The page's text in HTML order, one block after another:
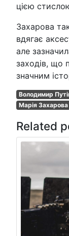
цією
Захарова
вдягає
але
заходів, що
значним
Володимир
Марія Захарова
Related